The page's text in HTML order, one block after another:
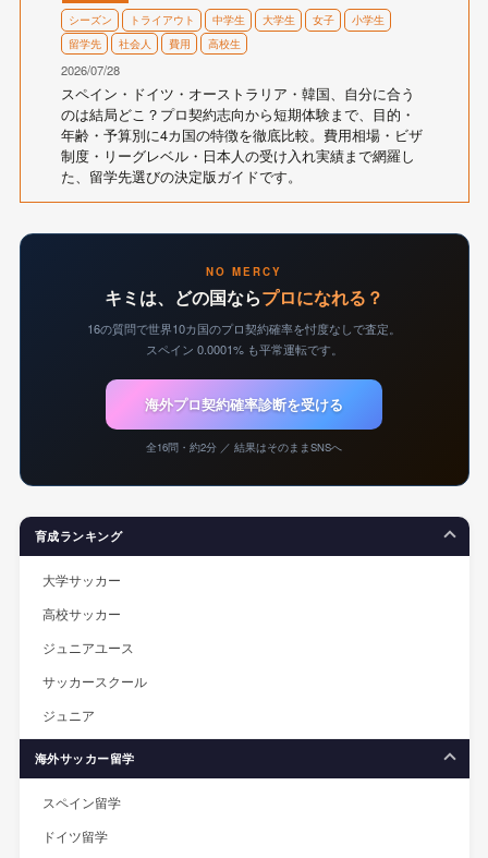
シーズン トライアウト 中学生 大学生 女子
小学生
留学先
社会人 費用 高校生
2026/07/28
スペイン・ドイツ・オーストラリア・韓国、自分に合う
のは結局どこ？プロ契約志向から短期体験まで、目的・
年齢・予算別に4カ国の特徴を徹底比較。費用相場・ビザ
制度・リーグレベル・日本人の受け入れ実績まで網羅し
た、留学先選びの決定版ガイドです。
NO MERCY
キミは、どの国ならプロになれる？
16の質問で世界10カ国のプロ契約確率を忖度なしで査定。
スペイン 0.0001% も平常運転です。
海外プロ契約確率診断を受ける
全16問・約2分 ／ 結果はそのままSNSへ
育成ランキング
大学サッカー
高校サッカー
ジュニアユース
サッカースクール
ジュニア
海外サッカー留学
スペイン留学
ドイツ留学